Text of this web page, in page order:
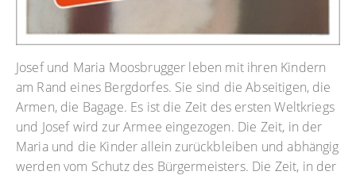
Josef und Maria Moosbrugger leben mit ihren Kindern
am Rand eines Bergdorfes. Sie sind die Abseitigen, die
Armen, die Bagage. Es ist die Zeit des ersten Weltkriegs
und Josef wird zur Armee eingezogen. Die Zeit, in der
Maria und die Kinder allein zurückbleiben und abhängig
werden vom Schutz des Bürgermeisters. Die Zeit, in der